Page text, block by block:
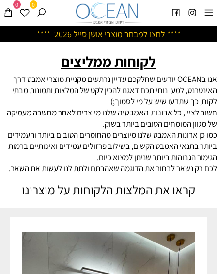
**** לחצו למבחר מוצרי אושן סייל 2026 ****
0 0
לקוחות ממליצים
אנו בOCEAN יודעים שחלקכם עדיין נרתעים מקניית מוצרי אמבט דרך
האינטרנט, למען נוחיותכם דאגנו להכין לקט של המלצות ותמונות מבתי
לקוח, כך שתדעו שיש על מי לסמוך;)
חשוב לציין, כלארונות האמבטיה שלנו מיוצרים לאחר מחשבה מעמיקה
של מגוון המומחים הטובים ביותר בשוק.
כמו כן ארונות האמבט שלנו מיוצרים מהחומרים הטובים ביותר והעמידים
ביותר בתנאי האמבט הקשים, בשילוב פרזולים עמידים ואיכותיים ברמות
הגימור הגבוהות ביותר שניתן למצוא כיום.
לכם רק נשאר לבחור את הדוגמה שאהבתם ולתת לנו לעשות את השאר.
קראו את המלצות הלקוחות על מוצרינו